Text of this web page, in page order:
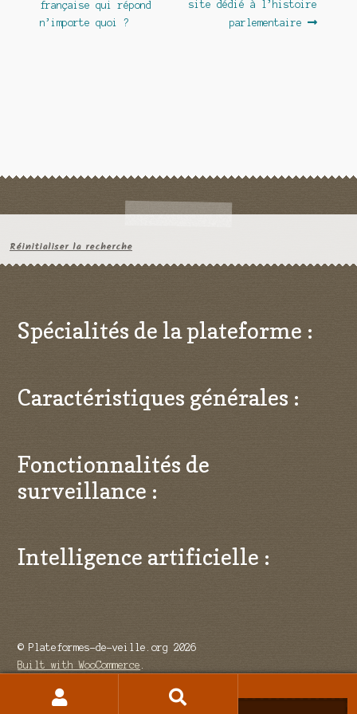
l’article
française qui répond
n’importe quoi ?
site dédié à l’histoire
parlementaire
Réinitialiser la recherche
Spécialités de la plateforme :
Caractéristiques générales :
Fonctionnalités de
surveillance :
Intelligence artificielle :
© Plateformes-de-veille.org 2026
Built with WooCommerce
Recherche